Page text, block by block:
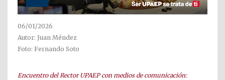
06/01/2026
Autor: Juan Méndez
Foto: Fernando Soto
Encuentro del Rector UPAEP con medios de comunicación: